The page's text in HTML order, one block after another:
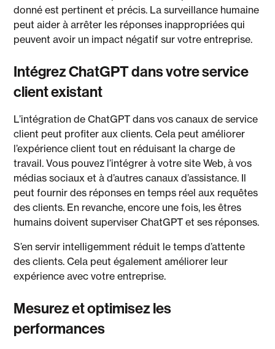
donné est pertinent et précis. La surveillance humaine
peut aider à arrêter les réponses inappropriées qui
peuvent avoir un impact négatif sur votre entreprise.
Intégrez ChatGPT dans votre service
client existant
L’intégration de ChatGPT dans vos canaux de service
client peut profiter aux clients. Cela peut améliorer
l’expérience client tout en réduisant la charge de
travail. Vous pouvez l’intégrer à votre site Web, à vos
médias sociaux et à d’autres canaux d’assistance. Il
peut fournir des réponses en temps réel aux requêtes
des clients. En revanche, encore une fois, les êtres
humains doivent superviser ChatGPT et ses réponses.
S’en servir intelligemment réduit le temps d’attente
des clients. Cela peut également améliorer leur
expérience avec votre entreprise.
Mesurez et optimisez les
performances